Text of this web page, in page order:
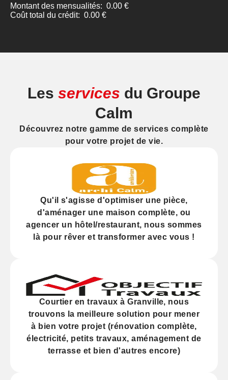
Les services du Groupe
Calm
Découvrez notre gamme de services complète
pour votre projet de vie.
Qu'il s'agisse d'optimiser une pièce,
d'aménager une maison complète, ou
agencer un hôtel/restaurant, nous sommes
là pour rêver et transformer avec vous !
Courtier en travaux à Granville, nous
trouvons la meilleure solution pour mener
à bien votre projet (rénovation complète,
électricité, petits travaux, aménagement de
terrasse et bien d'autres encore)